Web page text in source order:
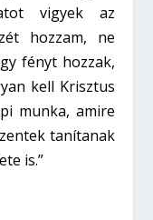
vigyek az
hozzam, ne
fényt hozzak,
kell Krisztus
munka, amire
tanítanak
is.”